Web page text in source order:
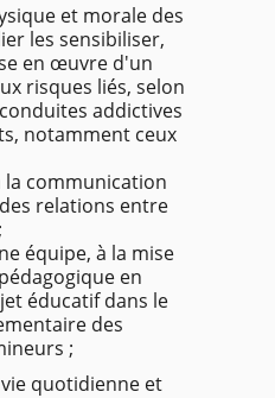
et morale des
les sensibiliser,
en œuvre d'un
risques liés, selon
addictives
notamment ceux
la communication
relations entre
équipe, à la mise
en
éducatif dans le
des
;
quotidienne et